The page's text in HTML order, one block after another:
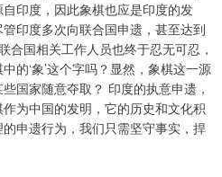
印度，因此象棋也应是印度的发
印度多次向联合国申遗，甚至达到
合国相关工作人员也终于忍无可忍，
的‘象’这个字吗？显然，象棋这一源
国家随意夺取？ 印度的执意申遗，
为中国的发明，它的历史和文化积
申遗行为，我们只需坚守事实，捍